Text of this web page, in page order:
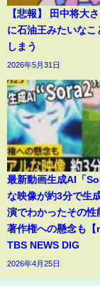
【悲報】 田中将大
に石油王みたいなこ
しまう
2026年5月31日
最新動画生成AI「
な映像が約3分で生
演でわかったその
著作権への懸念も【
TBS NEWS DIG
2026年4月25日